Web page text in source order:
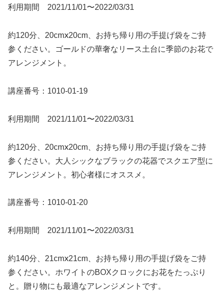
利用期間 2021/11/01〜2022/03/31
約120分、20cmⅹ20cm、お持ち帰り用の手提げ袋をご持
参ください。ゴールドの華奢なリース土台に季節のお花で
アレンジメント。
講座番号：1010-01-19
利用期間 2021/11/01〜2022/03/31
約120分、20cmⅹ20cm、お持ち帰り用の手提げ袋をご持
参ください。大人シックなブラックの花器でスクエア型に
アレンジメント。初心者様にオススメ。
講座番号：1010-01-20
利用期間 2021/11/01〜2022/03/31
約140分、21cmⅹ21cm、お持ち帰り用の手提げ袋をご持
参ください。ホワイトのBOXクロックにお花をたっぷり
と。贈り物にも最適なアレンジメントです。